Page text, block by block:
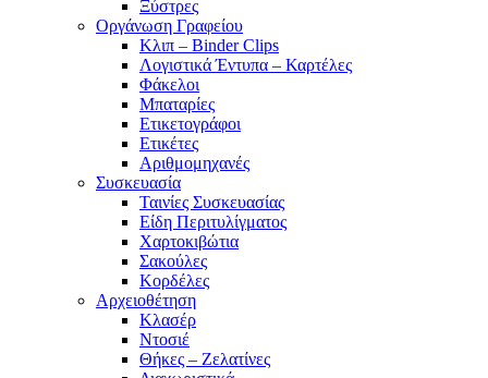
Ξύστρες
Οργάνωση Γραφείου
Κλιπ – Binder Clips
Λογιστικά Έντυπα – Καρτέλες
Φάκελοι
Μπαταρίες
Ετικετογράφοι
Ετικέτες
Αριθμομηχανές
Συσκευασία
Ταινίες Συσκευασίας
Είδη Περιτυλίγματος
Χαρτοκιβώτια
Σακούλες
Κορδέλες
Αρχειοθέτηση
Κλασέρ
Ντοσιέ
Θήκες – Ζελατίνες